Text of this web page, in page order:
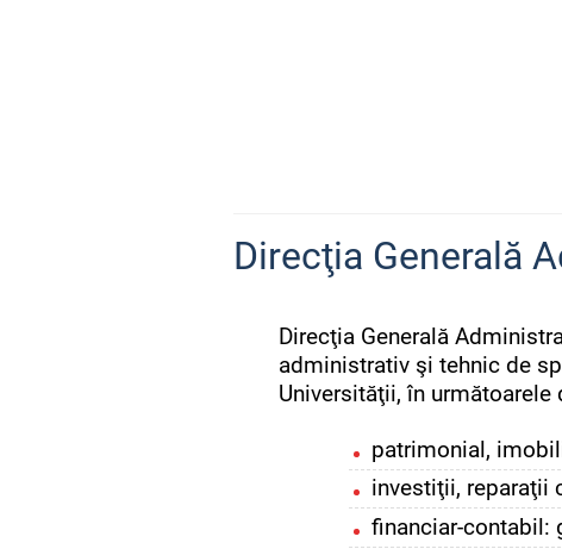
Direcţia Generală
Direcţia Generală
administrativ şi tehnic de
Universităţii, în următoarele
patrimonial,
investiţii, reparaţii
financiar-contabil: